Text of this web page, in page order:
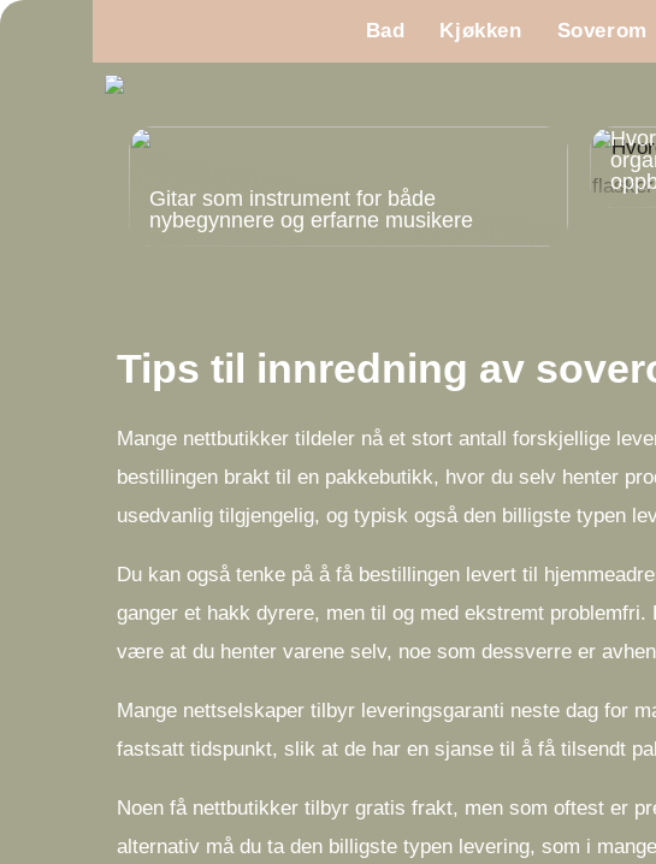
Bad Kjøkken Soverom
Gitar som instrument for både
nybegynnere og erfarne musikere
Tips til innredning av
Mange nettbutikker tildeler nå et stort antall forskjellige
bestillingen brakt til en pakkebutikk, hvor du selv henter
usedvanlig tilgjengelig, og typisk også den billigste typen
Du kan også tenke på å få bestillingen levert til
ganger et hakk dyrere, men til og med ekstremt
være at du henter varene selv, noe som dessverre er
Mange nettselskaper tilbyr leveringsgaranti neste dag for
fastsatt tidspunkt, slik at de har en sjanse til å få tilsendt
Noen få nettbutikker tilbyr gratis frakt, men som oftest er
alternativ må du ta den billigste typen levering, som i